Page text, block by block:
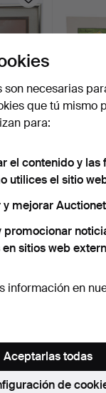
CIRCU…
5 días
Estimación
41 USD
son necesarias
que tú mismo
para:
el contenido y las
utilices el sitio
mejorar
promocionar
sitios web
información en
de
Aceptarlas todas